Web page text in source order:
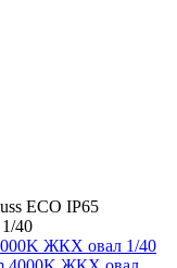
ECO IP65
40
ЖКХ овал 1/40